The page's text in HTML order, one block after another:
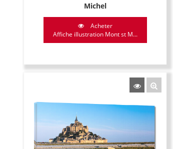
Michel
Acheter
Affiche illustration Mont st M...